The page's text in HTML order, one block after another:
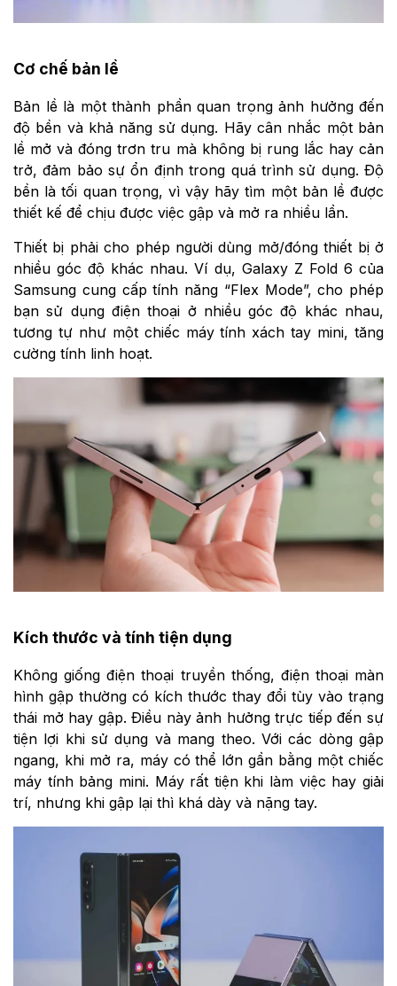
Cơ chế bản lề
Bản lề là một thành phần quan trọng ảnh hưởng đến
độ bền và khả năng sử dụng. Hãy cân nhắc một bản
lề mở và đóng trơn tru mà không bị rung lắc hay cản
trở, đảm bảo sự ổn định trong quá trình sử dụng. Độ
bền là tối quan trọng, vì vậy hãy tìm một bản lề được
thiết kế để chịu được việc gập và mở ra nhiều lần.
Thiết bị phải cho phép người dùng mở/đóng thiết bị ở
nhiều góc độ khác nhau. Ví dụ, Galaxy Z Fold 6 của
Samsung cung cấp tính năng “Flex Mode”, cho phép
bạn sử dụng điện thoại ở nhiều góc độ khác nhau,
tương tự như một chiếc máy tính xách tay mini, tăng
cường tính linh hoạt.
Kích thước và tính tiện dụng
Không giống điện thoại truyền thống, điện thoại màn
hình gập thường có kích thước thay đổi tùy vào trạng
thái mở hay gập. Điều này ảnh hưởng trực tiếp đến sự
tiện lợi khi sử dụng và mang theo. Với các dòng gập
ngang, khi mở ra, máy có thể lớn gần bằng một chiếc
máy tính bảng mini. Máy rất tiện khi làm việc hay giải
trí, nhưng khi gập lại thì khá dày và nặng tay.